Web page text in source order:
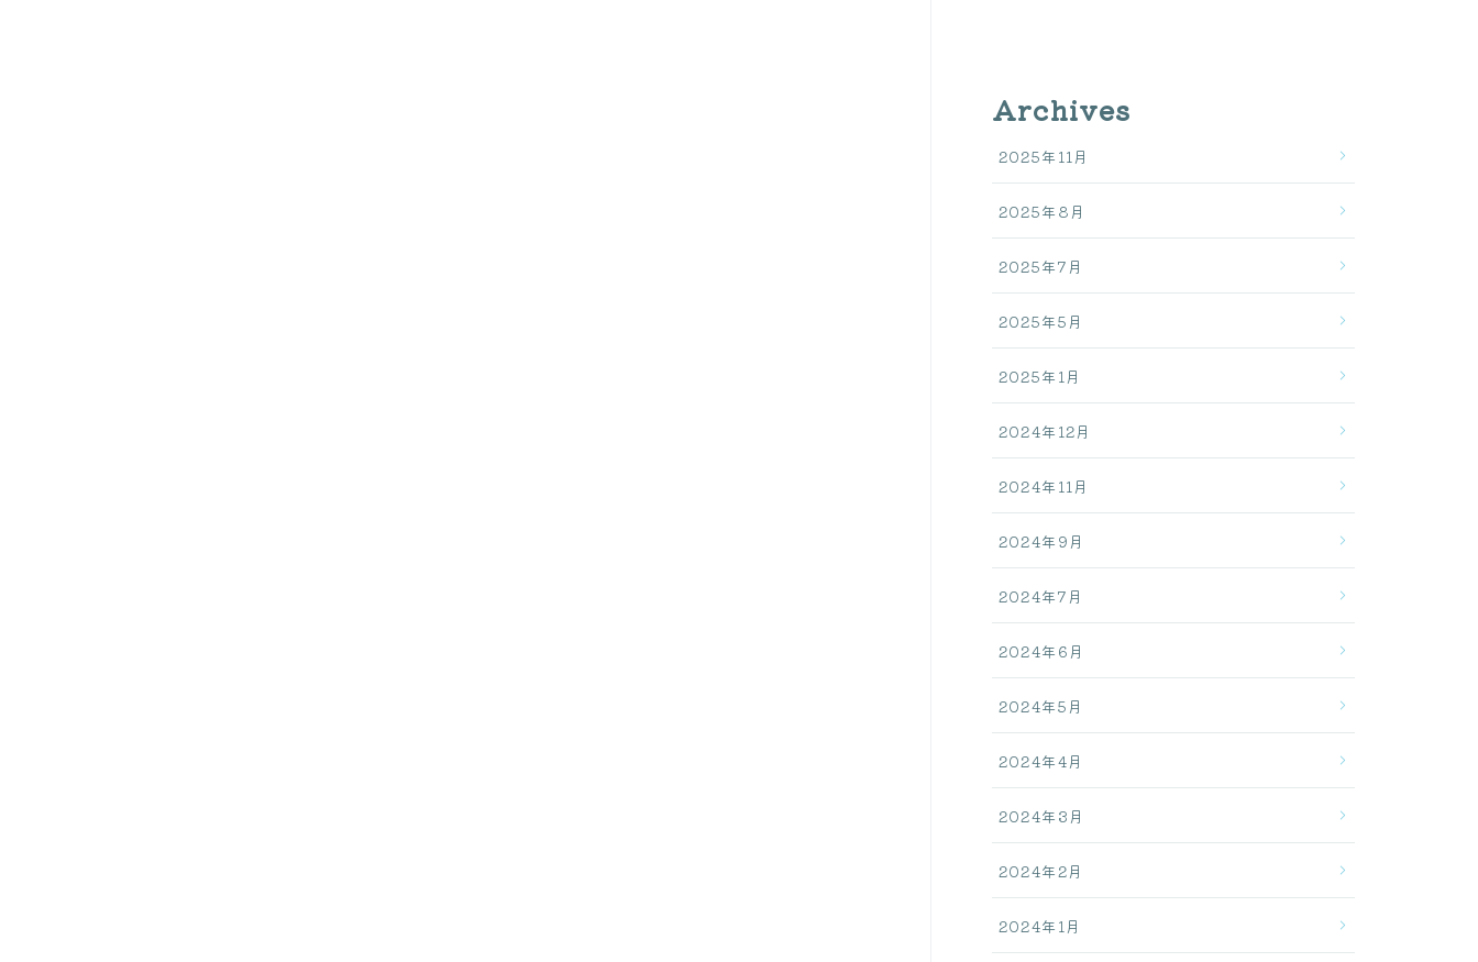
Archives
2025年11月
2025年8月
2025年7月
2025年5月
2025年1月
2024年12月
2024年11月
2024年9月
2024年7月
2024年6月
2024年5月
2024年4月
2024年3月
2024年2月
2024年1月